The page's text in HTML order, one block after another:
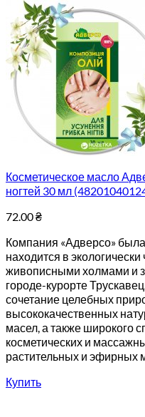
Косметическое масло
ногтей 30 мл
72.00₴
Компания «Адверсо»
находится в
живописными холмами и
городе-курорте
сочетание целебных
высококачественных
масел, а также широкого
косметических и
растительных и эфирных
Купить